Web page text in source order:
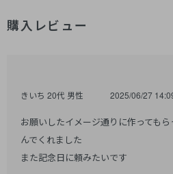
購入レビュー
きいち 20代 男性 2025/06/27
お願いしたイメージ通りに作っても
んでくれました
また記念日に頼みたいです